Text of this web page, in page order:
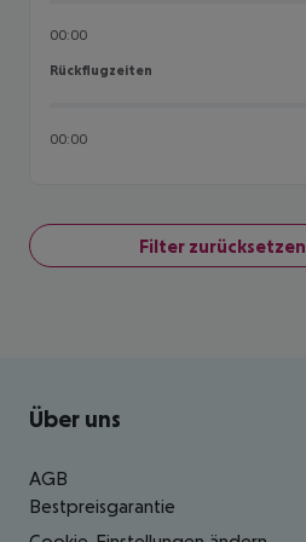
00:00
Rückflugzeiten
Rückflugzeiten
00:00
Filter zurücksetzen
Footer navigation
Über uns
AGB
Bestpreisgarantie